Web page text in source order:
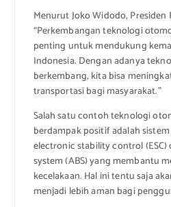
Menurut Joko Widodo, Presiden
“Perkembangan teknologi
penting untuk mendukung
Indonesia. Dengan adanya
berkembang, kita bisa
transportasi bagi masyarakat.”
Salah satu contoh teknologi
berdampak positif adalah
electronic stability control
system (ABS) yang membantu
kecelakaan. Hal ini tentu saja
menjadi lebih aman bagi